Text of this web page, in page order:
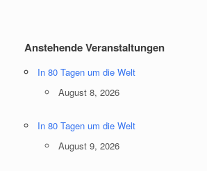
Anstehende Veranstaltungen
In 80 Tagen um die Welt
August 8, 2026
In 80 Tagen um die Welt
August 9, 2026